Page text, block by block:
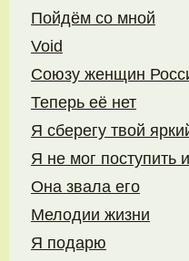
Пойдём со мной
Void
Союзу женщин
Теперь её нет
Я сберегу твой
Я не мог поступить
Она звала его
Мелодии жизни
Я подарю